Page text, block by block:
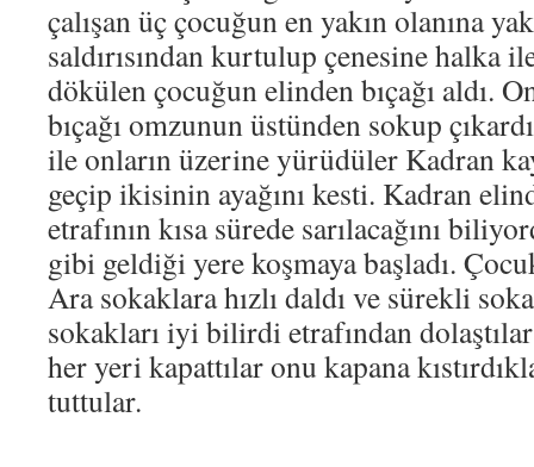
çalışan üç çocuğun en yakın olanına
saldırısından kurtulup çenesine halka
dökülen çocuğun elinden bıçağı aldı.
bıçağı omzunun üstünden sokup
ile onların üzerine yürüdüler Kadran
geçip ikisinin ayağını kesti. Kadran
etrafının kısa sürede sarılacağını
gibi geldiği yere koşmaya başladı.
Ara sokaklara hızlı daldı ve sürekli
sokakları iyi bilirdi etrafından dolaştılar
her yeri kapattılar onu kapana
tuttular.